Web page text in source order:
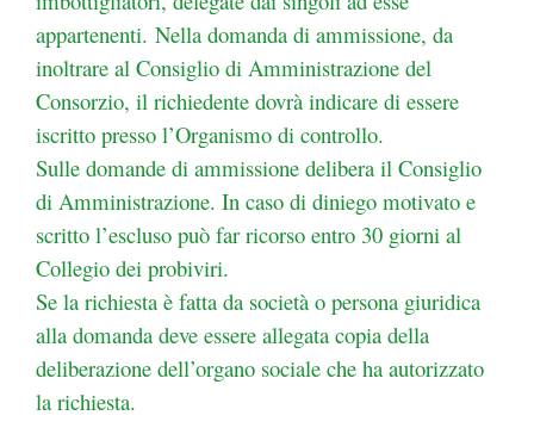
appartenenti. Nella domanda di ammissione, da
inoltrare al Consiglio di Amministrazione del
Consorzio, il richiedente dovrà indicare di essere
iscritto presso l’Organismo di controllo.
Sulle domande di ammissione delibera il Consiglio
di Amministrazione. In caso di diniego motivato e
scritto l’escluso può far ricorso entro 30 giorni al
Collegio dei probiviri.
Se la richiesta è fatta da società o persona giuridica
alla domanda deve essere allegata copia della
deliberazione dell’organo sociale che ha autorizzato
la richiesta.